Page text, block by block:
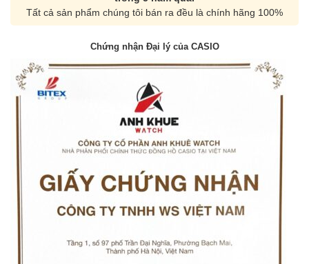
Tất cả sản phẩm chúng tôi bán ra đều là chính hãng 100%
Chứng nhận Đại lý của CASIO